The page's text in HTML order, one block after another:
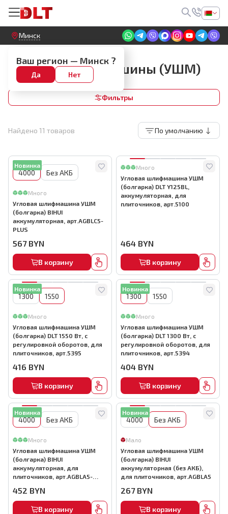
Круглосуточный! Прием заявок на сайте
Минск
Ваш регион — Минск ?
Да Нет
Инструмент для укладки плитки
Угловые шлифмашины (УШМ)
Фильтры
Найдено 11 товаров По умолчанию
4000 Без АКБ
Много
Новинка
Угловая шлифмашина УШМ
(болгарка) BIHUI
аккумуляторная, арт.AGBLC5-
PLUS
567 BYN
В корзину
Много
Угловая шлифмашина УШМ
(болгарка) DLT Y125BL,
аккумуляторная, для
плиточников, арт.5100
464 BYN
В корзину
1300 1550
Много
Новинка
Угловая шлифмашина УШМ
(болгарка) DLT 1550 Вт, с
регулировкой оборотов, для
плиточников, арт.5395
416 BYN
В корзину
1300 1550
Много
Новинка
Угловая шлифмашина УШМ
(болгарка) DLT 1300 Вт, с
регулировкой оборотов, для
плиточников, арт.5394
404 BYN
В корзину
4000 Без АКБ
Много
Новинка
Угловая шлифмашина УШМ
(болгарка) BIHUI
аккумуляторная, для
плиточников, арт.AGBLA5-
452 BYN
В корзину
4000 Без АКБ
Мало
Новинка
Угловая шлифмашина УШМ
(болгарка) BIHUI
аккумуляторная (без АКБ),
для плиточников, арт.AGBLA5
267 BYN
В корзину